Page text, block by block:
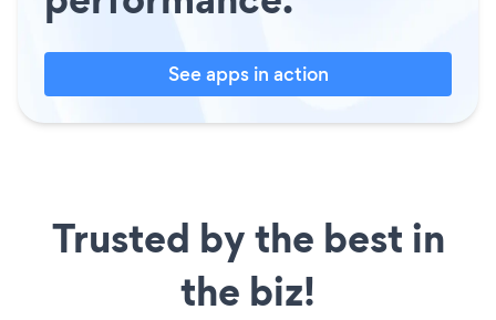
See apps in action
Trusted by the best in
the biz!